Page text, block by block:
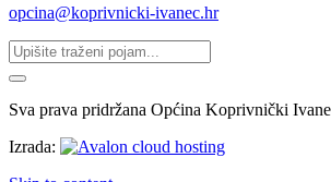
opcina@koprivnicki-ivanec.hr
Sva prava pridržana Općina Koprivnički
Izrada: